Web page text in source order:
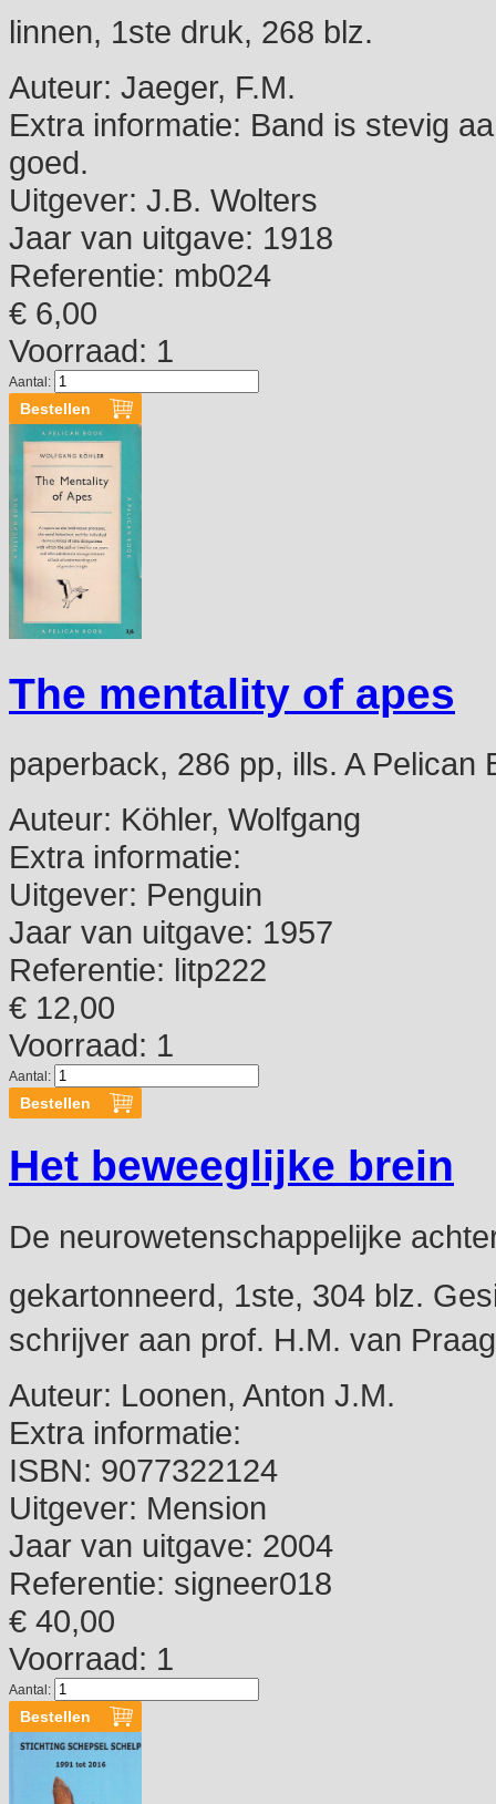
linnen, 1ste druk, 268 blz.
Auteur: Jaeger, F.M.
Extra informatie: Band is stevig
goed.
Uitgever: J.B. Wolters
Jaar van uitgave: 1918
Referentie: mb024
€ 6,00
Voorraad: 1
Aantal:
The mentality of apes
paperback, 286 pp, ills. A Pelican
Auteur: Köhler, Wolfgang
Extra informatie:
Uitgever: Penguin
Jaar van uitgave: 1957
Referentie: litp222
€ 12,00
Voorraad: 1
Aantal:
Het beweeglijke brein
De neurowetenschappelijke
gekartonneerd, 1ste, 304 blz.
schrijver aan prof. H.M. van Praag
Auteur: Loonen, Anton J.M.
Extra informatie:
ISBN: 9077322124
Uitgever: Mension
Jaar van uitgave: 2004
Referentie: signeer018
€ 40,00
Voorraad: 1
Aantal: